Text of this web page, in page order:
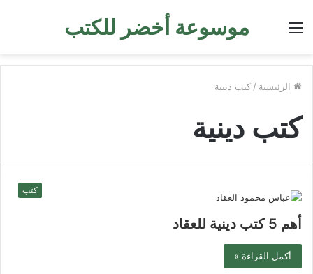
موسوعة أخضر للكتب القائمة
الرئيسية / كتب دينية
كتب دينية
كتب
أهم 5 كتب دينية للعقاد
أكمل القراءة »